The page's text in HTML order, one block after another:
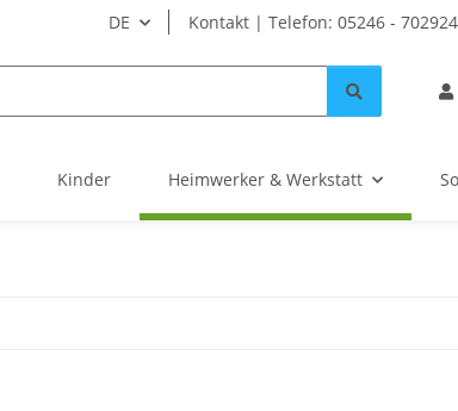
DE Kontakt | Telefon: 05246 -
Kinder Heimwerker & Werkstatt